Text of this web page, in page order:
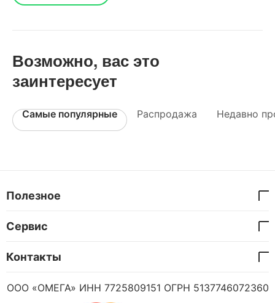
Возможно, вас это
заинтересует
Самые популярные Распродажа Недавно
Полезное
Сервис
Контакты
ООО «ОМЕГА» ИНН 7725809151 ОГРН 5137746072360